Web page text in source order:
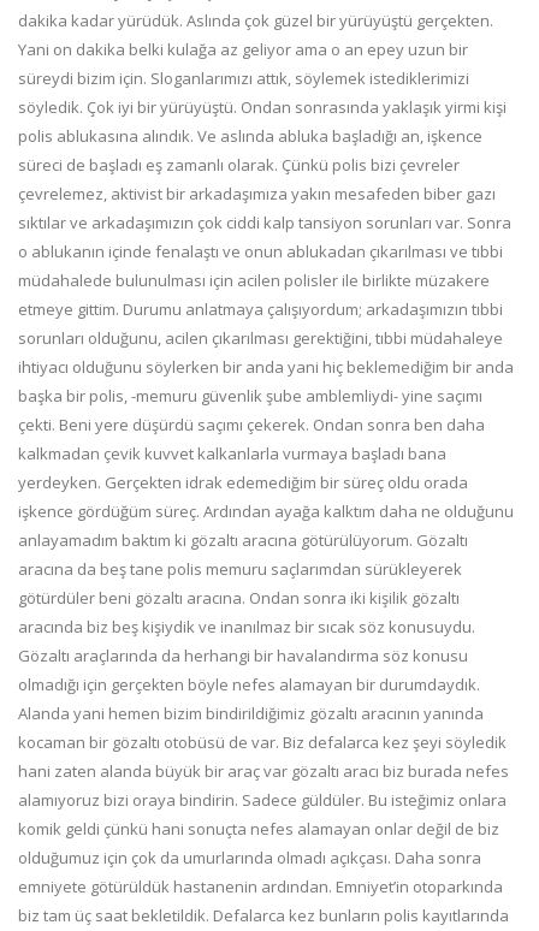
dakika kadar yürüdük. Aslında çok güzel bir yürüyüştü gerçekten.
Yani on dakika belki kulağa az geliyor ama o an epey uzun bir
süreydi bizim için. Sloganlarımızı attık, söylemek istediklerimizi
söyledik. Çok iyi bir yürüyüştü. Ondan sonrasında yaklaşık yirmi kişi
polis ablukasına alındık. Ve aslında abluka başladığı an, işkence
süreci de başladı eş zamanlı olarak. Çünkü polis bizi çevreler
çevrelemez, aktivist bir arkadaşımıza yakın mesafeden biber gazı
sıktılar ve arkadaşımızın çok ciddi kalp tansiyon sorunları var. Sonra
o ablukanın içinde fenalaştı ve onun ablukadan çıkarılması ve tıbbi
müdahalede bulunulması için acilen polisler ile birlikte müzakere
etmeye gittim. Durumu anlatmaya çalışıyordum; arkadaşımızın tıbbi
sorunları olduğunu, acilen çıkarılması gerektiğini, tıbbi müdahaleye
ihtiyacı olduğunu söylerken bir anda yani hiç beklemediğim bir anda
başka bir polis, -memuru güvenlik şube amblemliydi- yine saçımı
çekti. Beni yere düşürdü saçımı çekerek. Ondan sonra ben daha
kalkmadan çevik kuvvet kalkanlarla vurmaya başladı bana
yerdeyken. Gerçekten idrak edemediğim bir süreç oldu orada
işkence gördüğüm süreç. Ardından ayağa kalktım daha ne olduğunu
anlayamadım baktım ki gözaltı aracına götürülüyorum. Gözaltı
aracına da beş tane polis memuru saçlarımdan sürükleyerek
götürdüler beni gözaltı aracına. Ondan sonra iki kişilik gözaltı
aracında biz beş kişiydik ve inanılmaz bir sıcak söz konusuydu.
Gözaltı araçlarında da herhangi bir havalandırma söz konusu
olmadığı için gerçekten böyle nefes alamayan bir durumdaydık.
Alanda yani hemen bizim bindirildiğimiz gözaltı aracının yanında
kocaman bir gözaltı otobüsü de var. Biz defalarca kez şeyi söyledik
hani zaten alanda büyük bir araç var gözaltı aracı biz burada nefes
alamıyoruz bizi oraya bindirin. Sadece güldüler. Bu isteğimiz onlara
komik geldi çünkü hani sonuçta nefes alamayan onlar değil de biz
olduğumuz için çok da umurlarında olmadı açıkçası. Daha sonra
emniyete götürüldük hastanenin ardından. Emniyet’in otoparkında
biz tam üç saat bekletildik. Defalarca kez bunların polis kayıtlarında